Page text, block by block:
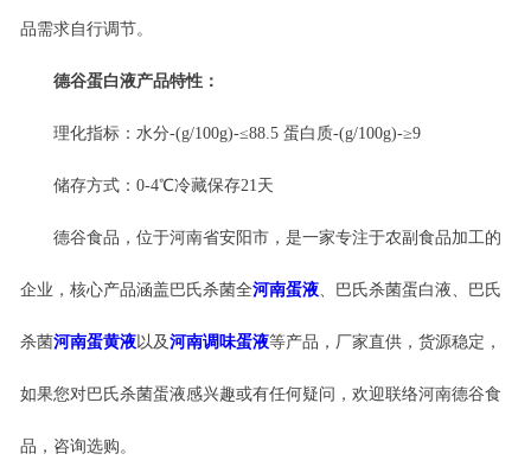
品需求自行调节。
德谷蛋白液产品特性：
理化指标：水分-(g/100g)-≤88.5 蛋白质-(g/100g)-≥9
储存方式： 0-4℃冷藏保存21天
德谷食品，位于河南省安阳市，是一家专注于农副食品加工的
企业，核心产品涵盖巴氏杀菌全河南蛋液、巴氏杀菌蛋白液、巴氏
杀菌河南蛋黄液以及河南调味蛋液等产品，厂家直供，货源稳定，
如果您对巴氏杀菌蛋液感兴趣或有任何疑问，欢迎联络河南德谷食
品，咨询选购。